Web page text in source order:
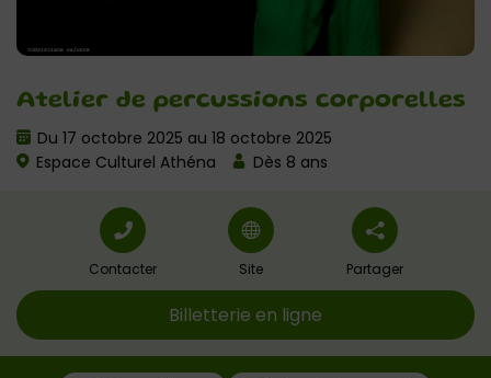
Atelier de percussions corporelles
Du 17 octobre 2025 au 18 octobre 2025
Espace Culturel Athéna
Dès 8 ans
Contacter Site Partager
Billetterie en ligne